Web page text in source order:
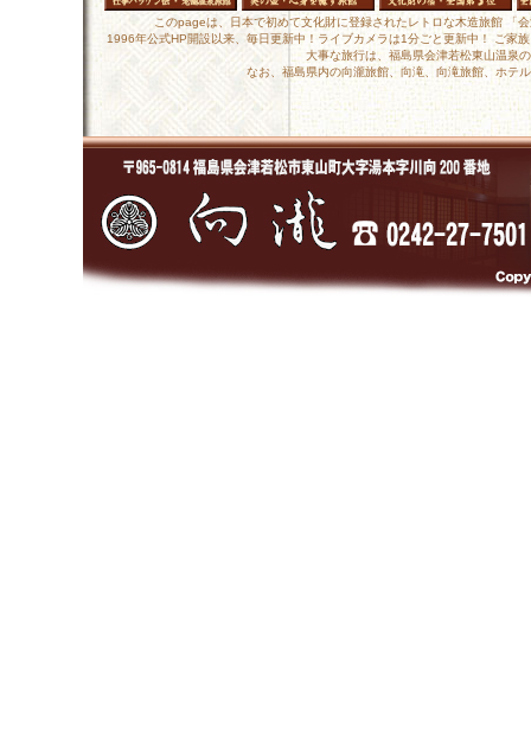
このpageは、日本で初めて文化財に登録されたレトロな木造旅館
1996年公式HP開設以来、毎日更新中！ライブカメラは1分ごと更新中！ ご家
大事な旅行は、福島県会津若松東山温泉
なお、福島県内の向瀧旅館、向滝、向滝旅館、ホテ